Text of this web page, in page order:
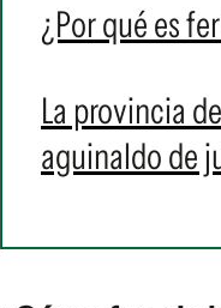
¿Por qué es
La provincia
aguinaldo de